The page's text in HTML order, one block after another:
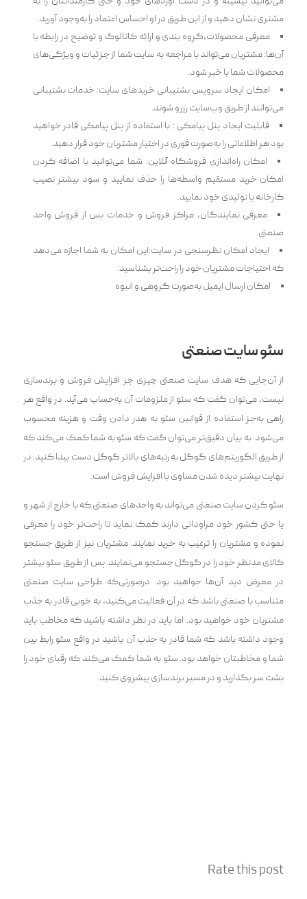
مشتری نشان دهید و از این طریق در او احساس اعتماد را به‌وجود آورید.
معرفی محصولات،گروه بندی و ارائه کاتالوگ و توضیح در رابطه با
آن‌ها: مشتریان می‌تواند با مراجعه به سایت شما از جزئیات و ویژگی‌های
محصولات شما با خبر شود.
امکان ایجاد سرویس پشتیبانی خرید‌های سایت: خدمات پشتیبانی
می‌توانند از طریق وب‌سایت رزرو شوند.
قابلیت ایجاد پنل پیامکی : با استفاده از پنل پیامکی قادر خواهید
بود هر اطلاعاتی را به‌صورت فوری در اختیار مشتریان خود قرار دهید.
امکان راه‌اندازی فروشگاه آنلاین: شما می‌توانید با اضافه کردن
امکان خرید مستقیم واسطه‌ها را حذف نمایید و سود بیشتر نصیب
کارخانه یا تولیدی خود نمایید.
معرفی نمایندگان، مراکز فروش و خدمات پس از فروش واحد
صنعتی.
ایجاد امکان نظرسنجی در سایت:این امکان به شما اجازه می‌دهد
که احتیاجات مشتریان خود را راحت‌تر بشناسید.
امکان ارسال ایمیل به‌صورت گروهی و انبوه
سئو سایت صنعتی
از آن‌جایی که هدف سایت صنعتی چیزی جز افزایش فروش و برندسازی
نیست، می‌توان گفت که سئو از ملزومات آن به‌حساب می‌آید. در واقع هر
راهی به‌جز استفاده از قوانین سئو به هدر دادن وقت و هزینه محسوب
می‌شود. به بیان دقیق‌تر می‌توان گفت که سئو به شما کمک می‌کند که
از طریق الگوریتم‌های گوگل به رتبه‌های بالا‌تر گوگل دست پیدا کنید. در
نهایت بیشتر دیده شدن مساوی با افزایش فروش است.
سئو کردن سایت صنعتی می‌تواند به واحد‌های صنعتی که با خارج از شهر و
یا حتی کشور خود مراوداتی دارند کمک نماید تا راحت‌تر خود را معرفی
نموده و مشتریان را ترغیب به خرید نمایند. مشتریان نیز از طریق جستجو
کالای مدنظر خود را در گوگل جستجو می‌نمایند. پس از طریق سئو بیشتر
در معرض دید آن‌ها خواهید بود. درصورتی‌که طراحی سایت صنعتی
متناسب با صنعتی باشد که در آن فعالیت می‌کنید، به خوبی قادر به جذب
مشتریان خود خواهید بود. اما باید در نظر داشته باشید که مخاطب باید
وجود داشته باشد که شما قادر به جذب آن باشید در واقع سئو رابط بین
شما و مخاطبتان خواهد بود. سئو به شما کمک می‌کند که رقبای خود را
پشت سر بگذارید و در مسیر برندسازی پیشروی کنید.
Rate this post